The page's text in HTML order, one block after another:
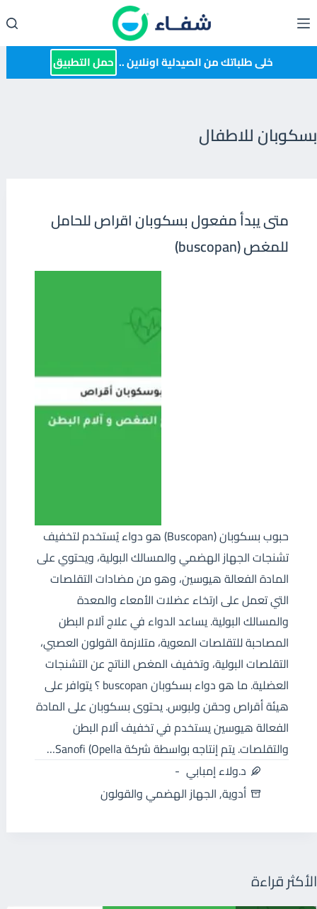
إلى
المحتوى خلى طلباتك من الصيدلية اونلاين .. حمل التطبيق
بسكوبان للاطفال
متى يبدأ مفعول بسكوبان اقراص للحامل
للمغص (buscopan)
حبوب بسكوبان (Buscopan) هو دواء يُستخدم لتخفيف
تشنجات الجهاز الهضمي والمسالك البولية، ويحتوي على
المادة الفعالة هيوسين، وهو من مضادات التقلصات
التي تعمل على ارتخاء عضلات الأمعاء والمعدة
والمسالك البولية. يساعد الدواء في علاج آلام البطن
المصاحبة للتقلصات المعوية، متلازمة القولون العصبي،
التقلصات البولية، وتخفيف المغص الناتج عن التشنجات
العضلية. ما هو دواء بسكوبان buscopan ؟ يتوافر على
هيئة أقراص وحقن ولبوس. يحتوى بسكوبان على المادة
الفعالة هيوسين يستخدم في تخفيف آلام البطن
والتقلصات. يتم إنتاجه بواسطة شركة Sanofi (Opella…
د.ولاء إمبابي
أدوية,الجهاز الهضمي والقولون
الأكثر قراءة